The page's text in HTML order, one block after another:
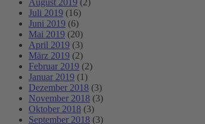
August 2019 (2)
Juli 2019 (16)
Juni 2019 (6)
Mai 2019 (20)
April 2019 (3)
März 2019 (2)
Februar 2019 (2)
Januar 2019 (1)
Dezember 2018 (3)
November 2018 (3)
Oktober 2018 (3)
September 2018 (3)